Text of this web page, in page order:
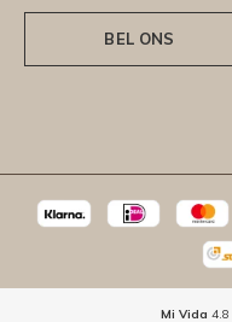
BEL ONS
Mi Vida 4.8